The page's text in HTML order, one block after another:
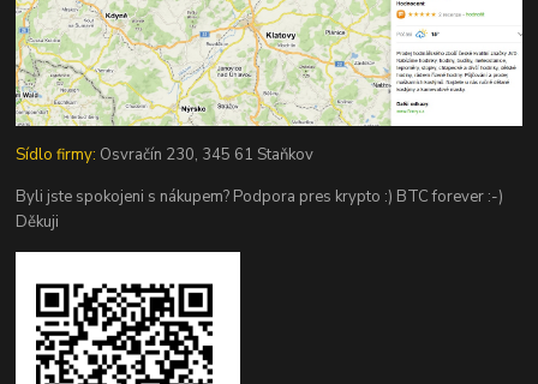
Sídlo firmy: Osvračín 230, 345 61 Staňkov
Byli jste spokojeni s nákupem? Podpora pres krypto :) BTC forever :-)
Děkuji